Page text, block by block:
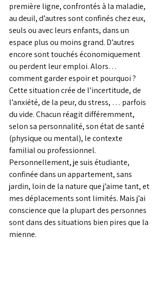
première ligne, confrontés à la maladie,
au deuil, d’autres sont confinés chez eux,
seuls ou avec leurs enfants, dans un
espace plus ou moins grand. D’autres
encore sont touchés économiquement
ou perdent leur emploi. Alors…
comment garder espoir et pourquoi ?
Cette situation crée de l’incertitude, de
l’anxiété, de la peur, du stress, … parfois
du vide. Chacun réagit différemment,
selon sa personnalité, son état de santé
(physique ou mental), le contexte
familial ou professionnel.
Personnellement, je suis étudiante,
confinée dans un appartement, sans
jardin, loin de la nature que j’aime tant, et
mes déplacements sont limités. Mais j’ai
conscience que la plupart des personnes
sont dans des situations bien pires que la
mienne.